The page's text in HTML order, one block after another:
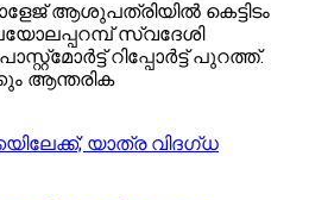
ആശുപത്രിയിൽ കെട്ടിടം
സ്വദേശി
റിപ്പോർട്ട് പുറത്ത്.
ആന്തരിക